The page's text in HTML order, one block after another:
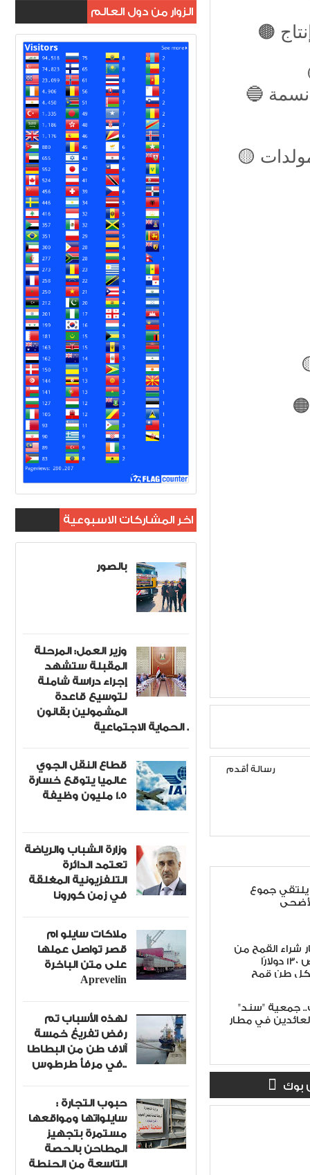
🟤 الاستثمار النيابية: القطاع الخاص أسهم بتحريك إنتاج
🟡 وعود الكهرباء تبخرت مع حرارة تموز وأصحاب مولدات
رسالة أقدم
جموع
شراء القمح من
المزارعين تخصيص 130 دولارًا
طن قمح
جمعية "سند"
في مطار
بوك
الزوار من دول العالم
اخر المشاركات الاسبوعية
بالصور
وزير العمل: المرحلة
المقبلة ستشهد
إجراء دراسة شاملة
لتوسيع قاعدة
المشمولين بقانون
الحماية الاجتماعية .
قطاع النقل الجوي
عالميا يتوقع خسارة
1.5 مليون وظيفة
وزارة الشباب والرياضة
تعتمد الدائرة
التلفزيونية المغلقة
في زمن كورونا
ملاكات سايلو ام
قصر تواصل عملها
على متن الباخرة
Aprevelin
لهذه الأسباب تم
رفض تفريغ خمسة
آلاف طن من البطاطا
في مرفأ طرطوس..
حبوب التجارة :
سايلواتها ومواقعها
مستمرة بتجهيز
المطاحن بالحصة
التاسعة من الحنطة